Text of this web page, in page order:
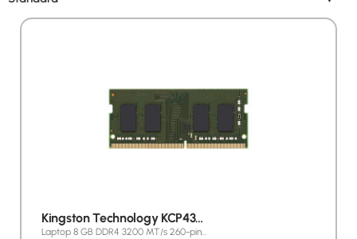
Kingston Technology KCP43…
Laptop 8 GB DDR4 3200 MT/s 260-pin…